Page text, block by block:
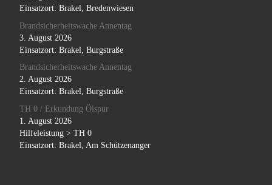
Einsatzort: Brakel, Bredenwiesen
Brandsicherheitswache Annentag
3. August 2026
Einsatzort: Brakel, Burgstraße
Brandsicherheitswache Annentag
2. August 2026
Einsatzort: Brakel, Burgstraße
TH 0 / Erkundung Ölspur
1. August 2026
Hilfeleistung > TH 0
Einsatzort: Brakel, Am Schützenanger